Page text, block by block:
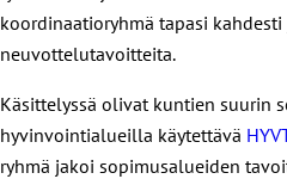
koordinaatioryhmä tapasi
neuvottelutavoitteita.
Käsittelyssä olivat kuntien suurin
hyvinvointialueilla käytettävä
ryhmä jakoi sopimusalueiden